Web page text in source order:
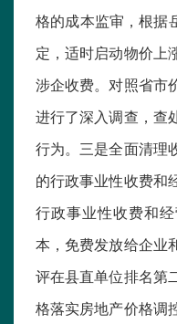
格的成本监审，根据
定，适时启动物价上
涉企收费。对照省市
进行了深入调查，查
行为。三是全面清理
的行政事业性收费和
行政事业性收费和
本，免费发放给企业
评在县直单位排名第
格落实房地产价格调